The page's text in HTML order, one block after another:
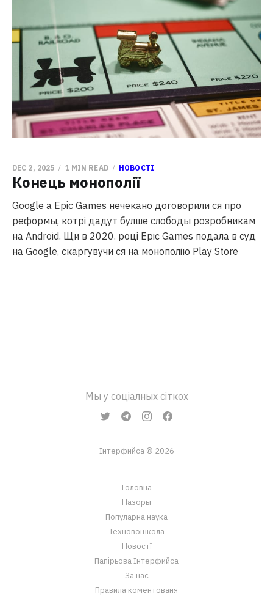
Конець монополії
DEC 2, 2025 1 MIN READ НОВОСТІ
Google а Epic Games нечекано договорили ся про
реформы, котрі дадут булше слободы розробникам
на Android. Щи в 2020. році Epic Games подала в суд
на Google, скаргувучи ся на монополію Play Store
Мы у соціалных сіткох
Інтерфийса © 2026
Головна
Назоры
Популарна наука
Техновошкола
Новостї
Папірьова Інтерфийса
За нас
Правила коментованя